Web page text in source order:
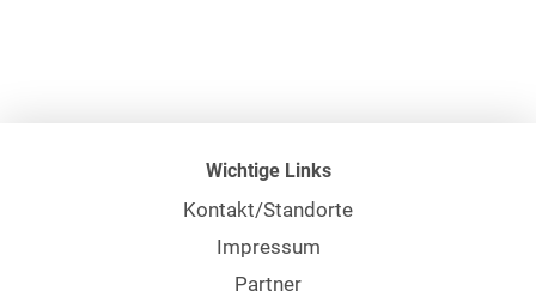
Wichtige Links
Kontakt/Standorte
Impressum
Partner